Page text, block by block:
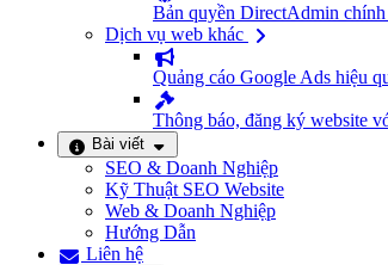
Bản quyền DirectAdmin chính
Dịch vụ web khác
Quảng cáo Google Ads hiệu
Thông báo, đăng ký website
Bài viết
SEO & Doanh Nghiệp
Kỹ Thuật SEO Website
Web & Doanh Nghiệp
Hướng Dẫn
Liên hệ